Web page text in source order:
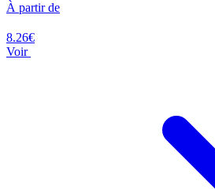
À partir de
8.26€
Voir